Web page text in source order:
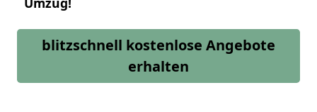
blitzschnell kostenlose Angebote
erhalten